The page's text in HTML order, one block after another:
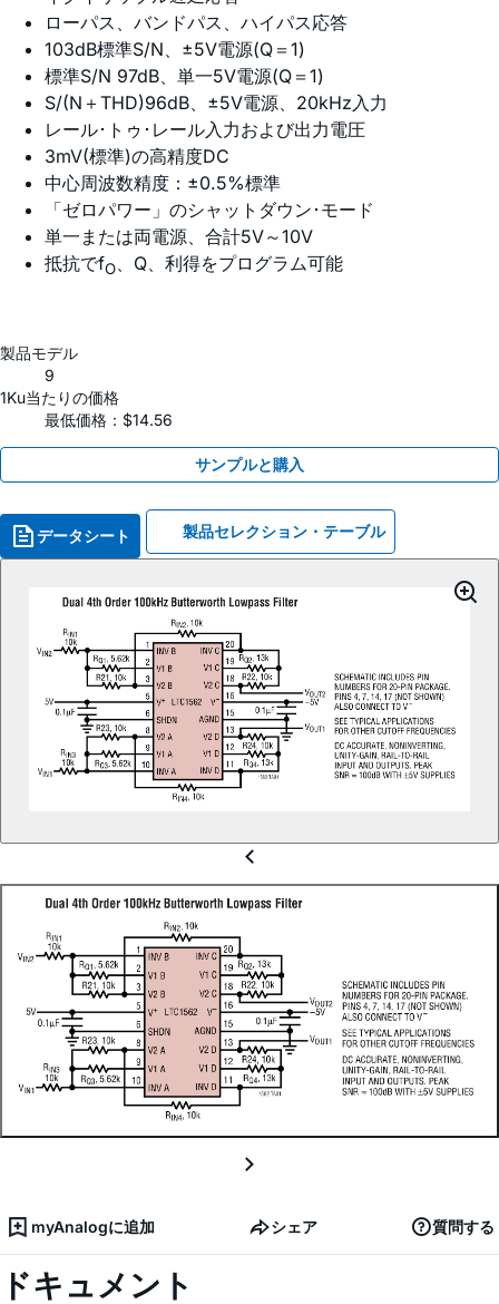
ローパス、バンドパス、ハイパス応答
103dB標準S/N、±5V電源(Q＝1)
標準S/N 97dB、単一5V電源(Q＝1)
S/(N＋THD)96dB、±5V電源、20kHz入力
レール･トゥ･レール入力および出力電圧
3mV(標準)の高精度DC
中心周波数精度：±0.5%標準
「ゼロパワー」のシャットダウン･モード
単一または両電源、合計5V～10V
抵抗でfO、Q、利得をプログラム可能
製品モデル
9
1Ku当たりの価格
最低価格：$14.56
サンプルと購入
データシート 製品セレクション・テーブル
myAnalogに追加 シェア 質問する
ドキュメント